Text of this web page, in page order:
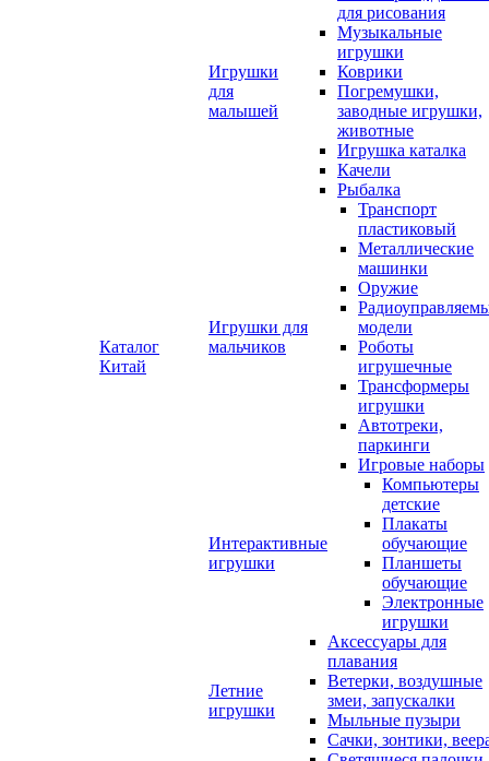
Каталог
Китай
Игрушки
для
малышей
для рисования
Музыкальные
игрушки
Коврики
Погремушки,
заводные игрушки,
животные
Игрушка каталка
Качели
Рыбалка
Игрушки для
мальчиков
Транспорт
пластиковый
Металлические
машинки
Оружие
модели
Роботы
игрушечные
Трансформеры
игрушки
Автотреки,
паркинги
Игровые наборы
Интерактивные
игрушки
Компьютеры
детские
Плакаты
обучающие
Планшеты
обучающие
Электронные
игрушки
Летние
игрушки
Аксессуары для
плавания
Ветерки, воздушные
змеи, запускалки
Мыльные пузыри
Сачки, зонтики,